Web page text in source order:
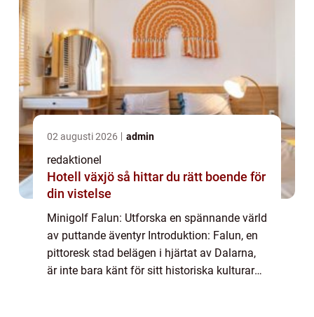
02 augusti 2026 admin
redaktionel
Hotell växjö så hittar du rätt boende för
din vistelse
Minigolf Falun: Utforska en spännande värld
av puttande äventyr Introduktion: Falun, en
pittoresk stad belägen i hjärtat av Dalarna,
är inte bara känt för sitt historiska kulturarv